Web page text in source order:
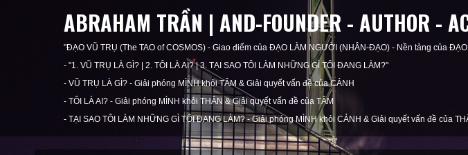
ABRAHAM TRẦN | AND-FOUNDER - AUTHOR -
"ĐẠO VŨ TRỤ (The TAO of COSMOS) - Giao điểm của ĐẠO LÀM NGƯỜI (NHÂN-ĐẠO) - Nền tảng của
- "1. VŨ TRỤ LÀ GÌ? | 2. TÔI LÀ AI? | 3. TẠI SAO TÔI LÀM NHỮNG GÌ TÔI ĐANG LÀM?"
- VŨ TRỤ LÀ GÌ? - Giải phóng MÌNH khỏi TÂM & Giải quyết vấn đề của CẢNH
- TÔI LÀ AI? - Giải phóng MÌNH khỏi THÂN & Giải quyết vấn đề của TÂM
- TẠI SAO TÔI LÀM NHỮNG GÌ TÔI ĐANG LÀM? - Giải phóng MÌNH khỏi CẢNH & Giải quyết vấn đề của